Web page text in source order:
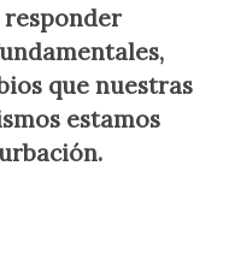
que nuestras
estamos